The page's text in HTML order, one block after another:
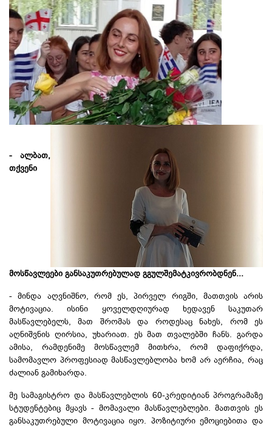
- ალბათ,
თქვენი
მოსწავლეები განსაკუთრებულად გგულშემატკივრობდნენ...
- მინდა აღვნიშნო, რომ ეს, პირველ რიგში, მათთვის არის
მოტივაცია. ისინი ყოველდღიურად ხედავენ საკუთარ
მასწავლებელს, მათ შრომას და როდესაც ნახეს, რომ ეს
აღნიშვნის ღირსია, უხარიათ. ეს მათ თვალებში ჩანს. გარდა
ამისა, რამდენიმე მოსწავლემ მითხრა, რომ დაფიქრდა,
სამომავლო პროფესიად მასწავლებლობა ხომ არ აერჩია, რაც
ძალიან გამიხარდა.
მე სამაგისტრო და მასწავლებლის 60-კრედიტიან პროგრამაზე
სტუდენტებიც მყავს - მომავალი მასწავლებლები. მათთვის ეს
განსაკუთრებული მოტივაცია იყო. პოზიტიური ემოციებითა და